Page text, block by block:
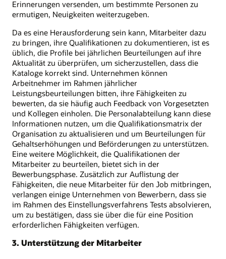
Erinnerungen versenden, um bestimmte Personen zu
ermutigen, Neuigkeiten weiterzugeben.
Da es eine Herausforderung sein kann, Mitarbeiter dazu
zu bringen, ihre Qualifikationen zu dokumentieren, ist es
üblich, die Profile bei jährlichen Beurteilungen auf ihre
Aktualität zu überprüfen, um sicherzustellen, dass die
Kataloge korrekt sind. Unternehmen können
Arbeitnehmer im Rahmen jährlicher
Leistungsbeurteilungen bitten, ihre Fähigkeiten zu
bewerten, da sie häufig auch Feedback von Vorgesetzten
und Kollegen einholen. Die Personalabteilung kann diese
Informationen nutzen, um die Qualifikationsmatrix der
Organisation zu aktualisieren und um Beurteilungen für
Gehaltserhöhungen und Beförderungen zu unterstützen.
Eine weitere Möglichkeit, die Qualifikationen der
Mitarbeiter zu beurteilen, bietet sich in der
Bewerbungsphase. Zusätzlich zur Auflistung der
Fähigkeiten, die neue Mitarbeiter für den Job mitbringen,
verlangen einige Unternehmen von Bewerbern, dass sie
im Rahmen des Einstellungsverfahrens Tests absolvieren,
um zu bestätigen, dass sie über die für eine Position
erforderlichen Fähigkeiten verfügen.
3. Unterstützung der Mitarbeiter